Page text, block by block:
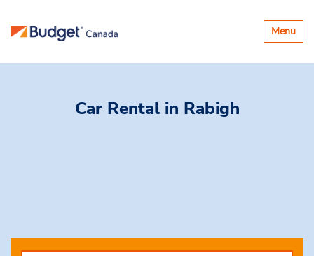
Basculer
la
Menu
Car Rental in Rabigh